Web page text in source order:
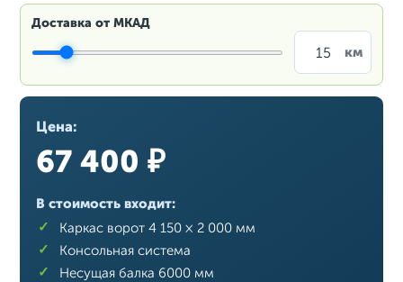
Доставка от МКАД
Цена:
67 400 ₽
В стоимость входит:
Каркас ворот 4 150 × 2 000 мм
Консольная система
Несущая балка 6000 мм